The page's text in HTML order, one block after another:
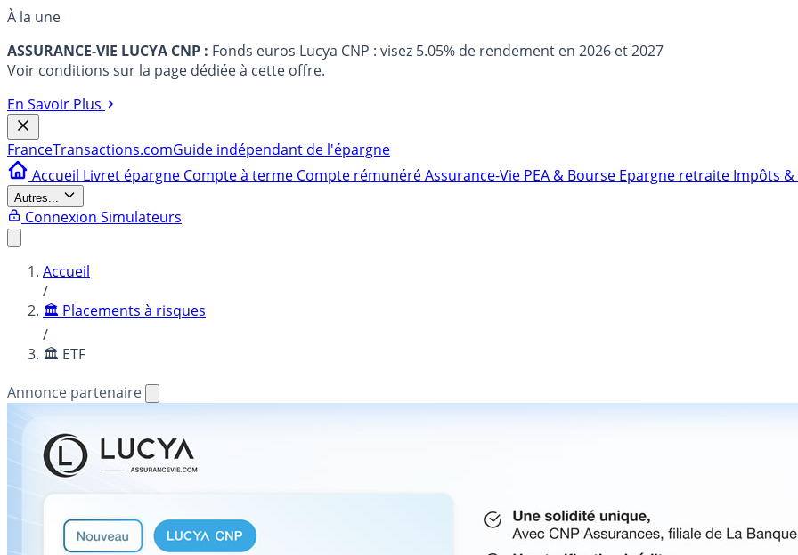
À la une
ASSURANCE-VIE LUCYA CNP : Fonds euros Lucya CNP : visez 5.05% de rendement en 2026 et 2027
Voir conditions sur la page dédiée à cette offre.
En Savoir Plus
FranceTransactions.comGuide indépendant de l'épargne
Accueil Livret épargne Compte à terme Compte rémunéréAssurance-Vie PEA & Bourse Epargne retraite Impôts &
Autres...
Connexion Simulateurs
Accueil
/
🏛️ Placements à risques
/
🏛️ ETF
Annonce partenaire